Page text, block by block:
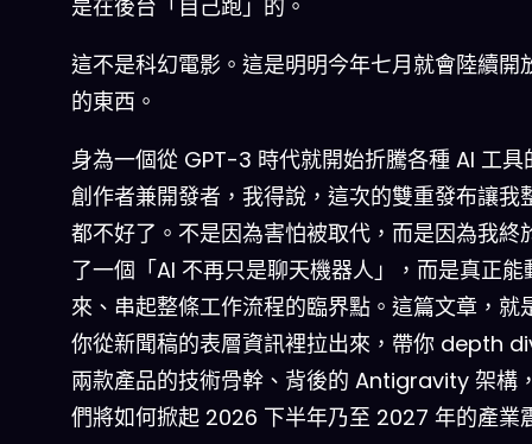
是在後台「自己跑」的。
這不是科幻電影。這是明明今年七月就會陸續開
的東西。
身為一個從 GPT-3 時代就開始折騰各種 AI 工具
創作者兼開發者，我得說，這次的雙重發布讓我
都不好了。不是因為害怕被取代，而是因為我終
了一個「AI 不再只是聊天機器人」，而是真正能
來、串起整條工作流程的臨界點。這篇文章，就
你從新聞稿的表層資訊裡拉出來，帶你 depth
兩款產品的技術骨幹、背後的 Antigravity 架構
們將如何掀起 2026 下半年乃至 2027 年的產業